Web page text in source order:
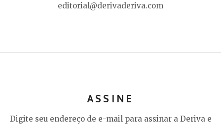
editorial@derivaderiva.com
ASSINE
Digite seu endereço de e-mail para assinar a Deriva e